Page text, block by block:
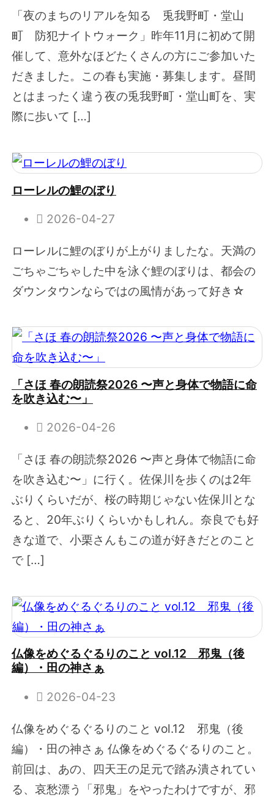
「夜のまちのリアルを知る 兎我野町・堂山
町 防犯ナイトウォーク」昨年11月に初めて開
催して、意外なほどたくさんの方にご参加いた
だきました。この春も実施・募集します。昼間
とはまったく違う夜の兎我野町・堂山町を、実
際に歩いて […]
ローレルの鯉のぼり
2026-04-27
ローレルに鯉のぼりが上がりましたな。天満の
ごちゃごちゃした中を泳ぐ鯉のぼりは、都会の
ダウンタウンならではの風情があって好き☆
「さほ 春の朗読祭2026 〜声と身体で物語に命
を吹き込む〜」
2026-04-26
「さほ 春の朗読祭2026 〜声と身体で物語に命
を吹き込む〜」に行く。佐保川を歩くのは2年
ぶりくらいだが、桜の時期じゃない佐保川とな
ると、20年ぶりくらいかもしれん。奈良でも好
きな道で、小栗さんもこの道が好きだとのこと
で […]
仏像をめぐるぐるりのこと vol.12 邪鬼（後
編）・田の神さぁ
2026-04-23
仏像をめぐるぐるりのこと vol.12 邪鬼（後
編）・田の神さぁ 仏像をめぐるぐるりのこと。
前回は、あの、四天王の足元で踏み潰されてい
る、哀愁漂う「邪鬼」をやったわけですが、邪